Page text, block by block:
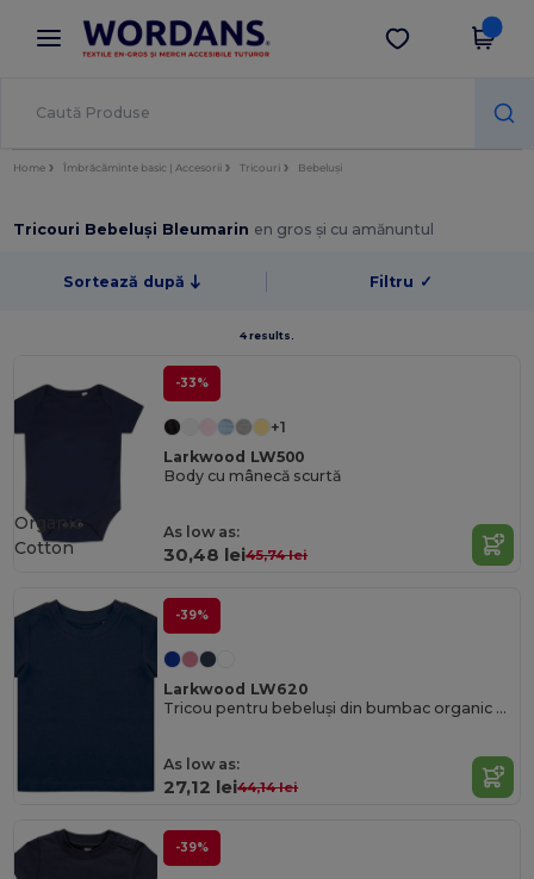
× Aplicația Wordans
Prețuri mai bune în aplicație!
Descarcă app
Home Îmbrăcăminte basic | Accesorii Tricouri Bebeluși
Tricouri Bebeluși Bleumarin en gros și cu amănuntul
Sortează după Filtru ✓
4 results.
-33%
+1
Larkwood LW500
Body cu mânecă scurtă
As low as:
30,48 lei45,74 lei
Organic
Cotton
-39%
Larkwood LW620
Tricou pentru bebeluși din bumbac organic Larkwood
As low as:
27,12 lei44,14 lei
-39%